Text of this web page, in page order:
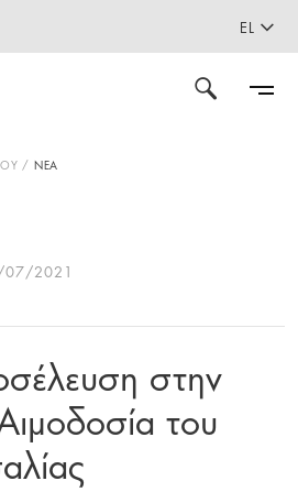
EL
ΝΕΑ
2021
στην
του